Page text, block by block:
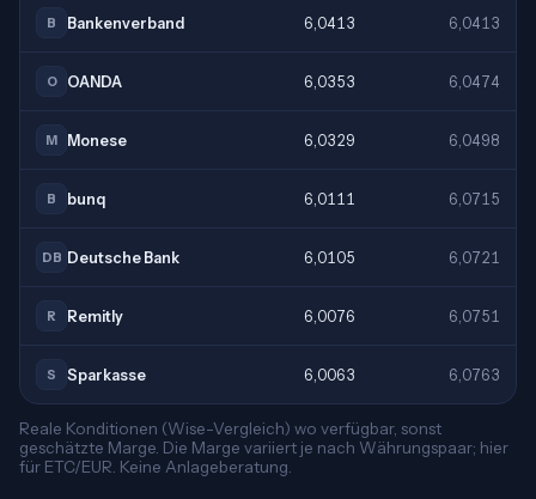
B Bankenverband 6,0413 6,0413
O OANDA 6,0353 6,0474
M Monese 6,0329 6,0498
B bunq 6,0111 6,0715
DB Deutsche Bank 6,0105 6,0721
R Remitly 6,0076 6,0751
S Sparkasse 6,0063 6,0763
Reale Konditionen (Wise-Vergleich) wo verfügbar, sonst
geschätzte Marge. Die Marge variiert je nach Währungspaar; hier
für ETC/EUR. Keine Anlageberatung.